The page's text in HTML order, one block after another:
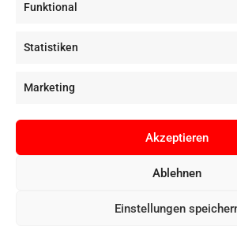
Funktional
Statistiken
Marketing
Akzeptieren
Ablehnen
Einstellungen
Copyright © Digital Camera Graz 2022. Alle
Commerce bypathways digital,